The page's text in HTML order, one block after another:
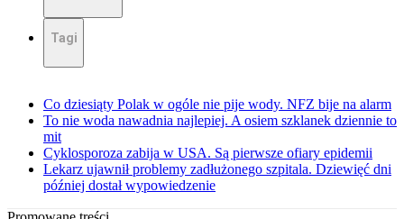
Tagi
Co dziesiąty Polak w ogóle nie pije wody. NFZ bije na alarm
To nie woda nawadnia najlepiej. A osiem szklanek dziennie to
mit
Cyklosporoza zabija w USA. Są pierwsze ofiary epidemii
Lekarz ujawnił problemy zadłużonego szpitala. Dziewięć dni
później dostał wypowiedzenie